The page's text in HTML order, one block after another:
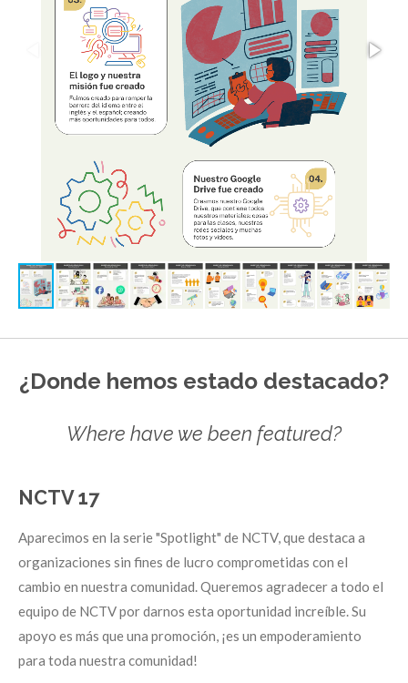
¿Donde hemos estado destacado?
Where have we been featured?
NCTV 17
Aparecimos en la serie "Spotlight" de NCTV, que destaca a
organizaciones sin fines de lucro comprometidas con el
cambio en nuestra comunidad. Queremos agradecer a todo el
equipo de NCTV por darnos esta oportunidad increíble. Su
apoyo es más que una promoción, ¡es un empoderamiento
para toda nuestra comunidad!